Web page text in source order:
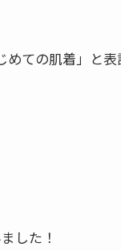
ての肌着」と
した！